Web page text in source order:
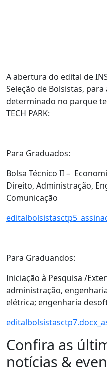
A abertura do edital de
Seleção de Bolsistas,
determinado no parque
TECH PARK:
Para Graduados:
Bolsa Técnico II –
Direito, Administração,
Comunicação
Para Graduandos:
Iniciação à Pesquisa /
administração,
elétrica; engenharia
Confira as
notícias &